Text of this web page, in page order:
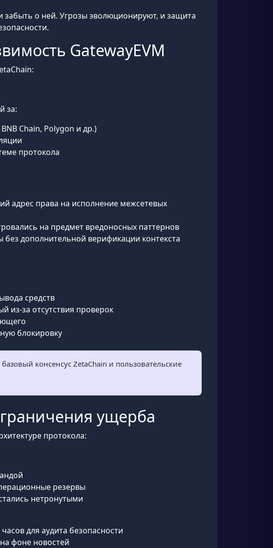
забыть о ней. Угрозы эволюционируют, и защита
GatewayEVM
за:
Chain, Polygon и др.)
протокола
адрес права на исполнение межсетевых
на предмет вредоносных паттернов
дополнительной верификации контекста
средств
из-за отсутствия проверок
блокировку
консенсус ZetaChain и пользовательские
ущерба
протокола:
резервы
нетронутыми
для аудита безопасности
фоне новостей